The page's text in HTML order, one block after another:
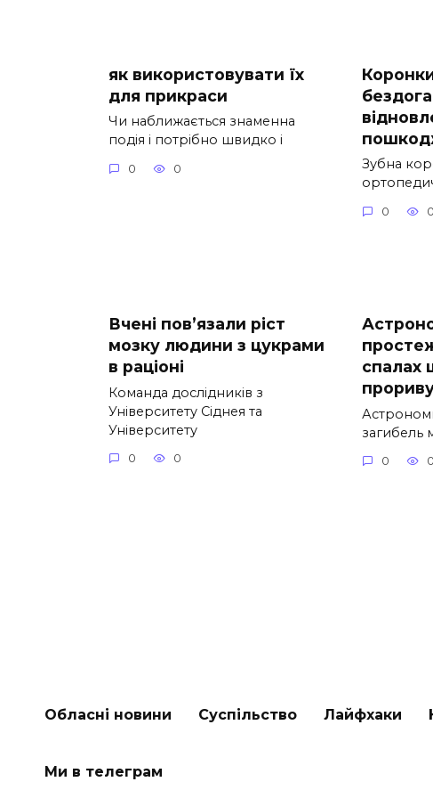
як використовувати їх
для прикраси
Чи наближається знаменна
подія і потрібно швидко і
0 0
Зубна
0 0
Вчені пов’язали ріст
мозку людини з цукрами
в раціоні
Команда дослідників з
Університету Сіднея та
Університету
0 0
спалах
загибель
0 0
Обласні новини Суспільство Лайфхаки
Ми в телеграм